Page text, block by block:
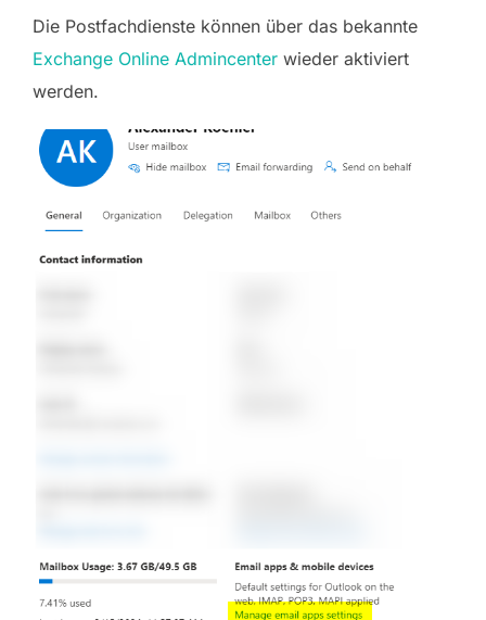
Die Postfachdienste können über das bekannte
Exchange Online Admincenter wieder aktiviert
werden.